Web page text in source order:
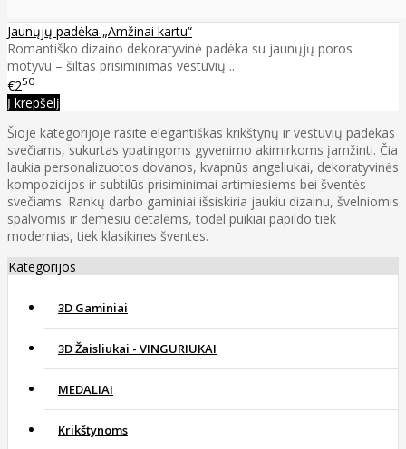
Jaunųjų padėka „Amžinai kartu“
Romantiško dizaino dekoratyvinė padėka su jaunųjų poros
motyvu – šiltas prisiminimas vestuvių ..
€250
Į krepšelį
Šioje kategorijoje rasite elegantiškas krikštynų ir vestuvių padėkas
svečiams, sukurtas ypatingoms gyvenimo akimirkoms įamžinti. Čia
laukia personalizuotos dovanos, kvapnūs angeliukai, dekoratyvinės
kompozicijos ir subtilūs prisiminimai artimiesiems bei šventės
svečiams. Rankų darbo gaminiai išsiskiria jaukiu dizainu, švelniomis
spalvomis ir dėmesiu detalėms, todėl puikiai papildo tiek
modernias, tiek klasikines šventes.
Kategorijos
3D Gaminiai
3D Žaisliukai - VINGURIUKAI
MEDALIAI
Krikštynoms